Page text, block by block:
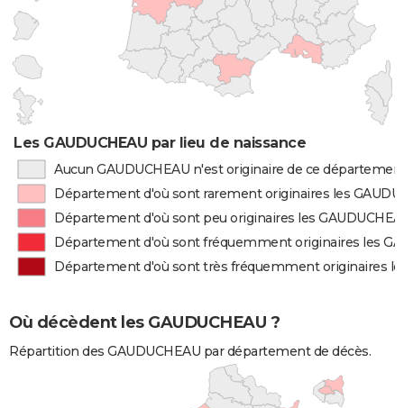
Les GAUDUCHEAU par lieu de naissance
Aucun GAUDUCHEAU n'est originaire de ce
Département d'où sont rarement originaires les
Département d'où sont peu originaires les
Département d'où sont fréquemment originaires les
Département d'où sont très fréquemment originaires
Où décèdent les GAUDUCHEAU ?
Répartition des GAUDUCHEAU par département de décès.